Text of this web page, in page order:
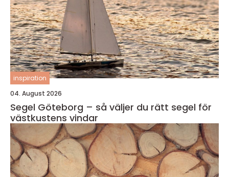
inspiration
04. August 2026
Segel Göteborg – så väljer du rätt segel för
västkustens vindar